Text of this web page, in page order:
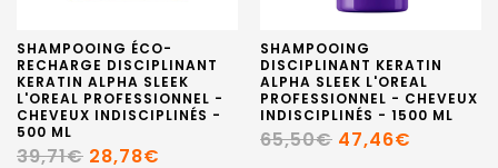
SHAMPOOING ÉCO-
RECHARGE DISCIPLINANT
KERATIN ALPHA SLEEK
L'OREAL PROFESSIONNEL -
CHEVEUX INDISCIPLINÉS -
500 ML
39,71€ 28,78€
SHAMPOOING
DISCIPLINANT KERATIN
ALPHA SLEEK L'OREAL
PROFESSIONNEL - CHEVEUX
INDISCIPLINÉS - 1500 ML
65,50€ 47,46€